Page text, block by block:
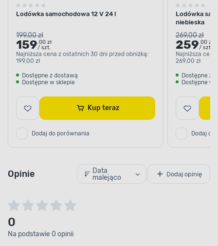
Lodówka samochodowa 12 V 24 l
199,00 zł
159.00 zł
/ szt.
Najniższa cena z ostatnich 30 dni przed obniżką:
199,00 zł
Dostępne z dostawą
Dostępne w sklepie
Kup teraz
Dodaj do porównania
Lodówka
niebieska
269,00 zł
259.00 zł
/ szt.
Najniższa
269,00 zł
Dostępne z
Dostępne w
Dodaj do
Opinie
Data
malejąco
Dodaj opinię
0
Na podstawie 0 opinii